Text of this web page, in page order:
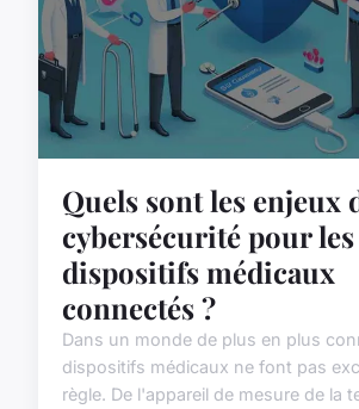
Quels sont les enjeux
cybersécurité pour les
dispositifs médicaux
connectés ?
Dans un monde de plus en plus
dispositifs médicaux ne font pas
règle. De l'appareil de mesure de la